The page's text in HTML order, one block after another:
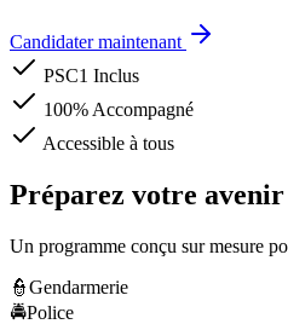
Candidater maintenant
PSC1 Inclus
100% Accompagné
Accessible à tous
Préparez votre avenir
Un programme conçu sur mesure
👮Gendarmerie
🚔Police